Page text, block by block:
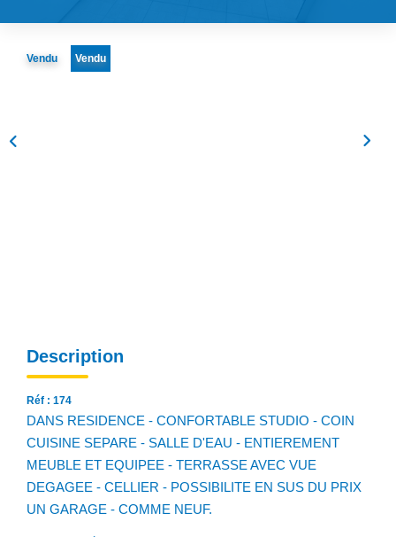
Vendu Vendu
Description
Réf : 174
DANS RESIDENCE - CONFORTABLE STUDIO - COIN
CUISINE SEPARE - SALLE D'EAU - ENTIEREMENT
MEUBLE ET EQUIPEE - TERRASSE AVEC VUE
DEGAGEE - CELLIER - POSSIBILITE EN SUS DU PRIX
UN GARAGE - COMME NEUF.